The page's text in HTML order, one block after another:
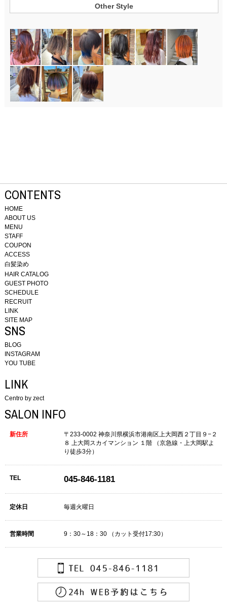
Other Style
CONTENTS
HOME
ABOUT US
MENU
STAFF
COUPON
ACCESS
白髪染め
HAIR CATALOG
GUEST PHOTO
SCHEDULE
RECRUIT
LINK
SITE MAP
SNS
BLOG
INSTAGRAM
YOU TUBE
LINK
Centro by zect
SALON INFO
新住所 〒233-0002 神奈川県横浜市港南区上大岡西２丁目９−２
８ 上大岡スカイマンション １階（京急線・上大岡駅よ
り徒歩3分）
TEL 045-846-1181
定休日 毎週火曜日
営業時間 9：30～18：30（カット受付17:30）